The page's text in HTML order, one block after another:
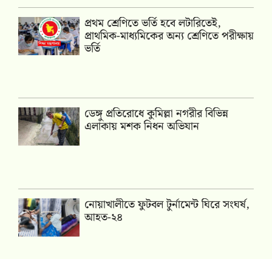
প্রথম শ্রেণিতে ভর্তি হবে লটারিতেই,
প্রাথমিক-মাধ্যমিকের অন্য শ্রেণিতে পরীক্ষায়
ভর্তি
ডেঙ্গু প্রতিরোধে কুমিল্লা নগরীর বিভিন্ন
এলাকায় মশক নিধন অভিযান
নোয়াখালীতে ফুটবল টুর্নামেন্ট ঘিরে সংঘর্ষ,
আহত-২৪